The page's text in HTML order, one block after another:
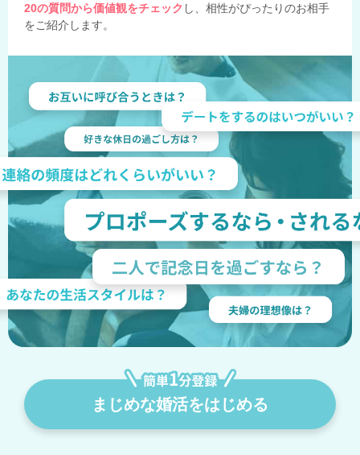
20の質問から価値観をチェック し、相性がぴったりのお相手
をご紹介します。
まじめな婚活をはじめる